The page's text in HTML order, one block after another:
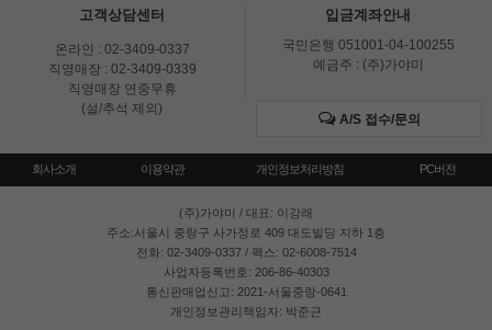
고객상담센터
온라인 : 02-3409-0337
직영매장 : 02-3409-0339
직영매장 연중무휴
(설/추석 제외)
입금계좌안내
국민은행 051001-04-100255
예금주 : (주)가야미
A/S 접수/문의
회사소개 이용약관 개인정보처리방침 PC버전
(주)가야미 / 대표: 이강래
주소:서울시 중랑구 사가정로 409 대도빌딩 지하 1층
전화: 02-3409-0337 / 팩스: 02-6008-7514
사업자등록번호: 206-86-40303
통신판매업신고: 2021-서울중랑-0641
개인정보관리책임자: 박준근